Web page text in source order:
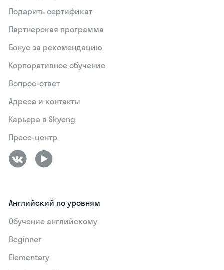
Подарить сертификат
Партнерская программа
Бонус за рекомендацию
Корпоративное обучение
Вопрос-ответ
Адреса и контакты
Карьера в Skyeng
Пресс-центр
Английский по уровням
Обучение английскому
Beginner
Elementary